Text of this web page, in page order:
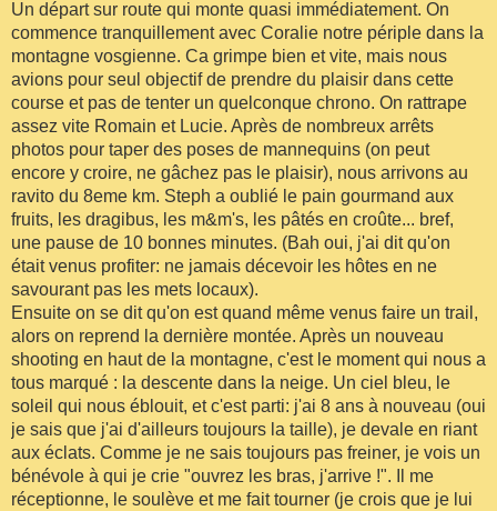
Un départ sur route qui monte quasi immédiatement. On
commence tranquillement avec Coralie notre périple dans la
montagne vosgienne. Ca grimpe bien et vite, mais nous
avions pour seul objectif de prendre du plaisir dans cette
course et pas de tenter un quelconque chrono. On rattrape
assez vite Romain et Lucie. Après de nombreux arrêts
photos pour taper des poses de mannequins (on peut
encore y croire, ne gâchez pas le plaisir), nous arrivons au
ravito du 8eme km. Steph a oublié le pain gourmand aux
fruits, les dragibus, les m&m's, les pâtés en croûte... bref,
une pause de 10 bonnes minutes. (Bah oui, j'ai dit qu'on
était venus profiter: ne jamais décevoir les hôtes en ne
savourant pas les mets locaux).
Ensuite on se dit qu'on est quand même venus faire un trail,
alors on reprend la dernière montée. Après un nouveau
shooting en haut de la montagne, c'est le moment qui nous a
tous marqué : la descente dans la neige. Un ciel bleu, le
soleil qui nous éblouit, et c'est parti: j'ai 8 ans à nouveau (oui
je sais que j'ai d'ailleurs toujours la taille), je devale en riant
aux éclats. Comme je ne sais toujours pas freiner, je vois un
bénévole à qui je crie "ouvrez les bras, j'arrive !". Il me
réceptionne, le soulève et me fait tourner (je crois que je lui